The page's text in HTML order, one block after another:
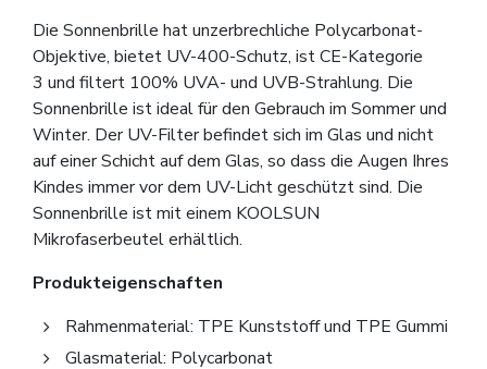
Die Sonnenbrille hat unzerbrechliche Polycarbonat-
Objektive, bietet UV-400-Schutz, ist CE-Kategorie
3 und filtert 100% UVA- und UVB-Strahlung. Die
Sonnenbrille ist ideal für den Gebrauch im Sommer und
Winter. Der UV-Filter befindet sich im Glas und nicht
auf einer Schicht auf dem Glas, so dass die Augen Ihres
Kindes immer vor dem UV-Licht geschützt sind. Die
Sonnenbrille ist mit einem KOOLSUN
Mikrofaserbeutel erhältlich.
Produkteigenschaften
Rahmenmaterial: TPE Kunststoff und TPE Gummi
Glasmaterial: Polycarbonat